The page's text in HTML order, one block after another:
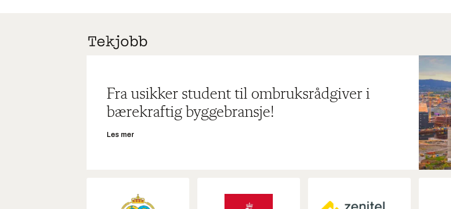
Fra usikker student til ombruksrådgiver i
bærekraftig byggebransje!
Les mer